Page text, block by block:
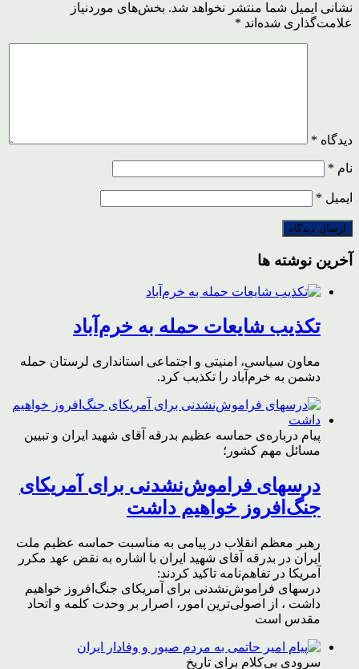
نشانی ایمیل شما منتشر نخواهد شد. بخش‌های موردنیاز
علامت‌گذاری شده‌اند *
دیدگاه *
نام *
ایمیل *
آخرین نوشته ها
تکذیب شایعات حمله به خرم‌آباد
معاون سیاسی، امنیتی و اجتماعی استانداری لرستان حمله
دشمن به خرم‌آباد را تکذیب کرد.
پیام درباره‌ی حماسه عظیم بدرقه آقای شهید ایران و تبیین
مسائل مهم کشور؛
درسهای فراموش‌نشدنی برای آمریکای
جنگ‌افروز خواهیم داشت
رهبر معظم انقلاب در پیامی به مناسبت حماسه عظیم ملت
ایران در بدرقه آقای شهید ایران با اشاره به نقض عهد مکرر
آمریکا در تفاهم‌نامه تاکید کردند:
درسهای فراموش‌نشدنی برای آمریکای جنگ‌افروز خواهیم
داشت ، از اصولی‌ترین امور، اصرار بر وحدت کلمه و اتحاد
مقدس است
سرودی بی‌کلام برای تاریخ